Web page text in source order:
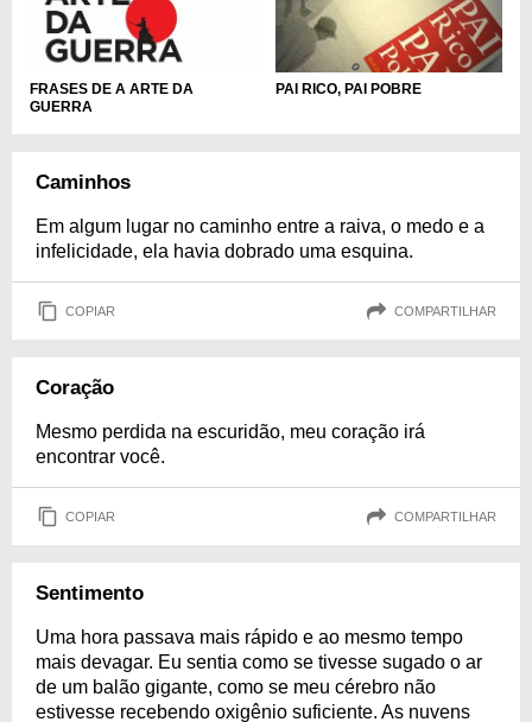
FRASES DE A ARTE DA
GUERRA
PAI RICO, PAI POBRE
Caminhos
Em algum lugar no caminho entre a raiva, o medo e a
infelicidade, ela havia dobrado uma esquina.
COPIAR COMPARTILHAR
Coração
Mesmo perdida na escuridão, meu coração irá
encontrar você.
COPIAR COMPARTILHAR
Sentimento
Uma hora passava mais rápido e ao mesmo tempo
mais devagar. Eu sentia como se tivesse sugado o ar
de um balão gigante, como se meu cérebro não
estivesse recebendo oxigênio suficiente. As nuvens